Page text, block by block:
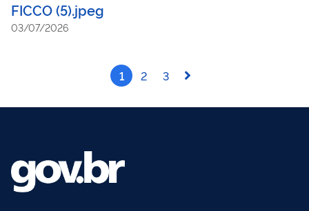
FICCO (5).jpeg
03/07/2026
1 2 3